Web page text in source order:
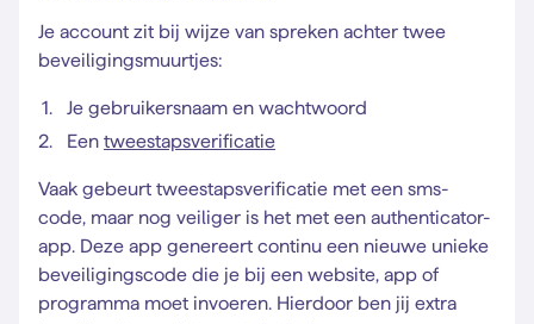
Je account zit bij wijze van spreken achter twee
beveiligingsmuurtjes:
Je gebruikersnaam en wachtwoord
Een tweestapsverificatie
Vaak gebeurt tweestapsverificatie met een sms-
code, maar nog veiliger is het met een authenticator-
app. Deze app genereert continu een nieuwe unieke
beveiligingscode die je bij een website, app of
programma moet invoeren. Hierdoor ben jij extra